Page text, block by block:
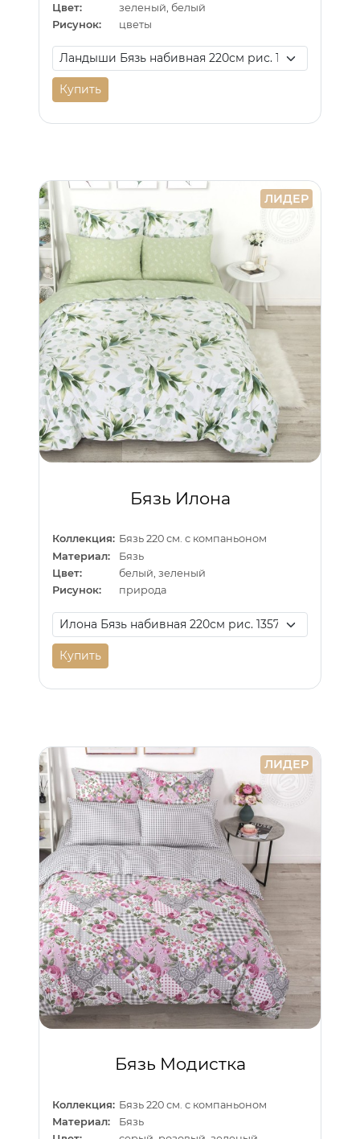
Цвет:
зеленый, белый
Рисунок:
цветы
Купить
ЛИДЕР
Бязь Илона
Коллекция: Бязь 220 см. с компаньоном
Материал:
Бязь
Цвет:
белый, зеленый
Рисунок:
природа
Купить
ЛИДЕР
Бязь Модистка
Коллекция: Бязь 220 см. с компаньоном
Материал:
Бязь